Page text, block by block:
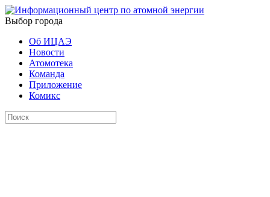
Выбор города
Об ИЦАЭ
Новости
Атомотека
Команда
Приложение
Комикс